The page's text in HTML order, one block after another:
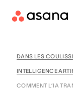
DANS LES
INTELLIGENCE
COMMENT L’IA